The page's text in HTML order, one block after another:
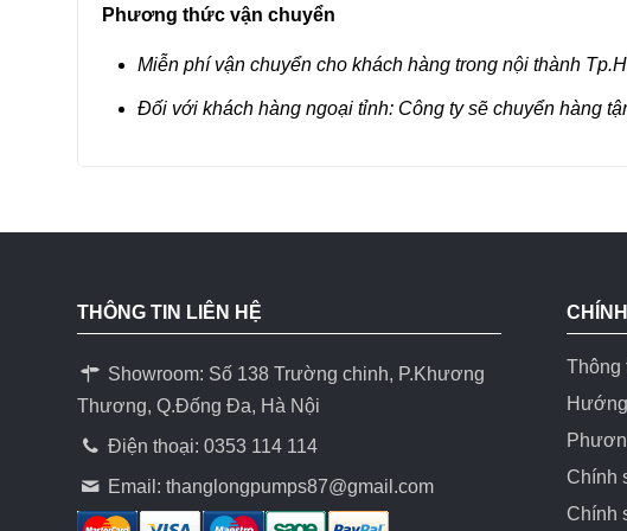
Phương thức vận chuyển
Miễn phí vận chuyển cho khách hàng trong nội thành
Đối với khách hàng ngoại tỉnh: Công ty sẽ chuyển hàng
THÔNG TIN LIÊN HỆ
Showroom: Số 138 Trường chinh, P.Khương
Thương, Q.Đống Đa, Hà Nội
Điện thoại: 0353 114 114
Email:thanglongpumps87@gmail.com
Thông
Chính
Chính